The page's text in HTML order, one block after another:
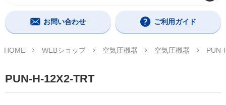
お問い合わせ ご利用ガイド
HOME WEBショップ 空気圧機器 空気圧機器 PUN-
PUN-H-12X2-TRT